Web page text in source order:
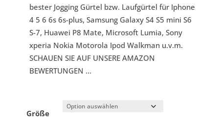
bester Jogging Gürtel bzw. Laufgürtel für Iphone
4 5 6 6s 6s-plus, Samsung Galaxy S4 S5 mini S6
S-7, Huawei P8 Mate, Microsoft Lumia, Sony
xperia Nokia Motorola Ipod Walkman u.v.m.
SCHAUEN SIE AUF UNSERE AMAZON
BEWERTUNGEN …
Größe